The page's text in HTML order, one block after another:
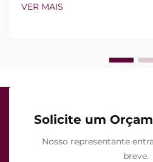
recursos existem, mas sim
VER MAIS
Solicite um
Nosso representante
breve.